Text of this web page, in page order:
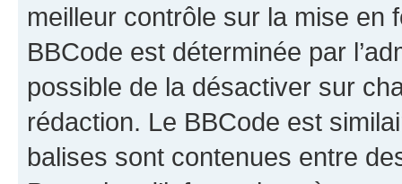
meilleur contrôle sur la mise en
BBCode est déterminée par
possible de la désactiver sur
rédaction. Le BBCode est
balises sont contenues entre